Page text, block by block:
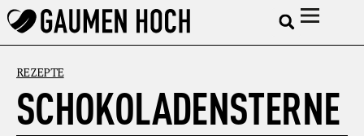
REZEPTE
SCHOKOLADENSTERNE